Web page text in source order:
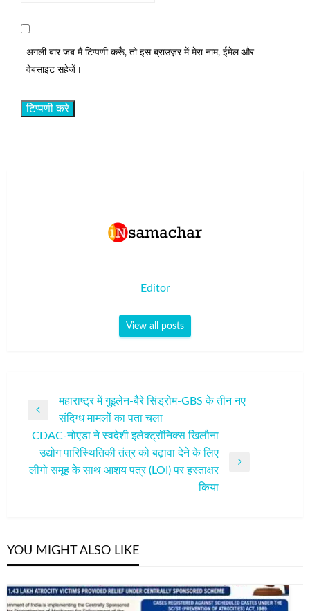
अगली बार जब मैं टिप्पणी करूँ, तो इस ब्राउज़र में मेरा नाम, ईमेल और
वेबसाइट सहेजें।
Editor
View all posts
नेविगेशन
Previous
Post
महाराष्ट्र में गुइलेन-बैरे सिंड्रोम-GBS के तीन नए
संदिग्ध मामलों का पता चला
Next
CDAC-नोएडा ने स्वदेशी इलेक्ट्रॉनिक्स खिलौना
उद्योग पारिस्थितिकी तंत्र को बढ़ावा देने के लिए
लीगो समूह के साथ आशय पत्र (LOI) पर हस्ताक्षर
किया
YOU MIGHT ALSO LIKE